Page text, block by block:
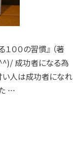
００の習慣』 （著
成功者になる為
い人は成功者になれ
…